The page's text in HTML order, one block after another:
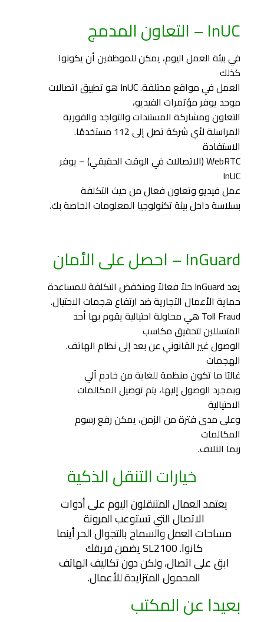
InUC – التعاون المدمج
في بيئة العمل اليوم، يمكن للموظفين أن يكونوا
كذلك
العمل في مواقع مختلفة. InUC هو تطبيق اتصالات
موحد يوفر مؤتمرات الفيديو،
التعاون ومشاركة المستندات والتواجد والفورية
المراسلة لأي شركة تصل إلى 112 مستخدمًا.
الاستفادة
WebRTC (الاتصالات في الوقت الحقيقي) – يوفر
InUC
عمل فيديو وتعاون فعال من حيث التكلفة
بسلاسة داخل بيئة تكنولوجيا المعلومات الخاصة بك.
InGuard – احصل على الأمان
يعد InGuard حلاً فعالاً ومنخفض التكلفة للمساعدة
حماية الأعمال التجارية ضد ارتفاع هجمات الاحتيال.
Toll Fraud هي محاولة احتيالية يقوم بها أحد
المتسللين لتحقيق مكاسب
الوصول غير القانوني عن بعد إلى نظام الهاتف.
الهجمات
غالبًا ما تكون منظمة للغاية من خادم آلي
وبمجرد الوصول إليها، يتم توصيل المكالمات
الاحتيالية
وعلى مدى فترة من الزمن، يمكن رفع رسوم
المكالمات
ربما الآلاف.
خيارات التنقل الذكية
يعتمد العمال المتنقلون اليوم على أدوات
الاتصال التي تستوعب المرونة
مساحات العمل والسماح بالتجوال الحر أينما
كانوا. SL2100 يضمن فريقك
ابق على اتصال، ولكن دون تكاليف الهاتف
المحمول المتزايدة للأعمال.
بعيدا عن المكتب